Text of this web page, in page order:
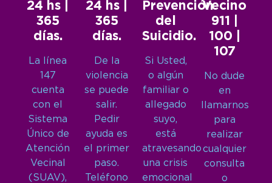
24 hs |
365
días.
La línea
147
cuenta
con el
Sistema
Único de
Atención
Vecinal
(SUAV),
24 hs |
365
días.
De la
violencia
se puede
salir.
Pedir
ayuda es
el primer
paso.
Teléfono
Prevención
del
Suicidio.
Si Usted,
o algún
familiar o
allegado
suyo,
está
atravesando
una crisis
emocional
Vecino
911 |
100 |
107
No dude
en
llamarnos
para
realizar
cualquier
consulta
o